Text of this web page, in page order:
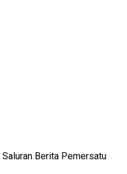
Saluran Berita Pemersatu